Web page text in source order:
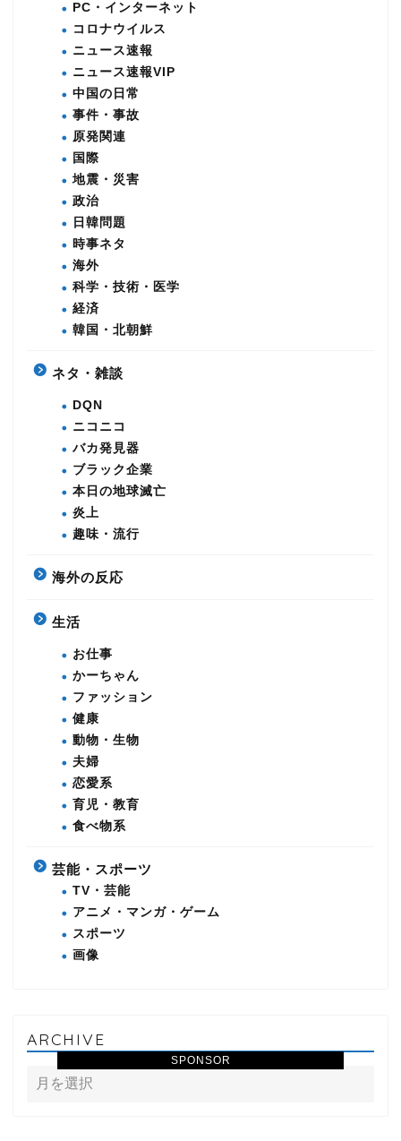
SPONSOR
PC・インターネット
コロナウイルス
ニュース速報
ニュース速報VIP
中国の日常
事件・事故
原発関連
国際
地震・災害
政治
日韓問題
時事ネタ
海外
科学・技術・医学
経済
韓国・北朝鮮
ネタ・雑談
DQN
ニコニコ
バカ発見器
ブラック企業
本日の地球滅亡
炎上
趣味・流行
海外の反応
生活
お仕事
かーちゃん
ファッション
健康
動物・生物
夫婦
恋愛系
育児・教育
食べ物系
芸能・スポーツ
TV・芸能
アニメ・マンガ・ゲーム
スポーツ
画像
ARCHIVE